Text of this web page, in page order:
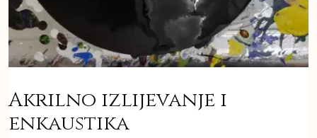
Akrilno izlijevanje i
enkaustika